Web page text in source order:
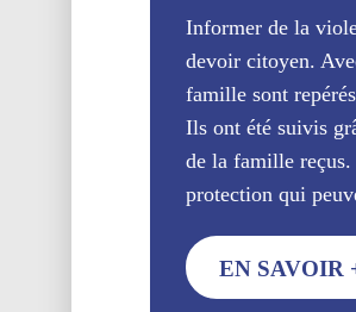
Informer de la
devoir citoyen.
famille sont
Ils ont été suivis
de la famille reçus.
protection qui
EN SAVOIR